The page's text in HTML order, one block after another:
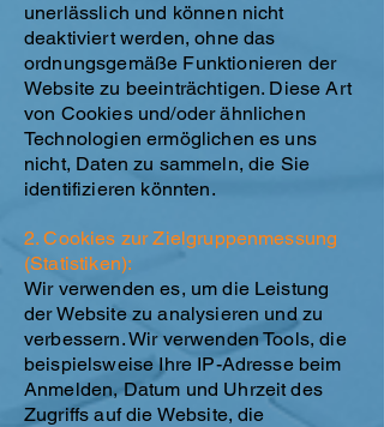
unerlässlich und können nicht
deaktiviert werden, ohne das
ordnungsgemäße Funktionieren der
Website zu beeinträchtigen. Diese Art
von Cookies und/oder ähnlichen
Technologien ermöglichen es uns
nicht, Daten zu sammeln, die Sie
identifizieren könnten.
2. Cookies zur Zielgruppenmessung
(Statistiken):
Wir verwenden es, um die Leistung
der Website zu analysieren und zu
verbessern. Wir verwenden Tools, die
beispielsweise Ihre IP-Adresse beim
Anmelden, Datum und Uhrzeit des
Zugriffs auf die Website, die